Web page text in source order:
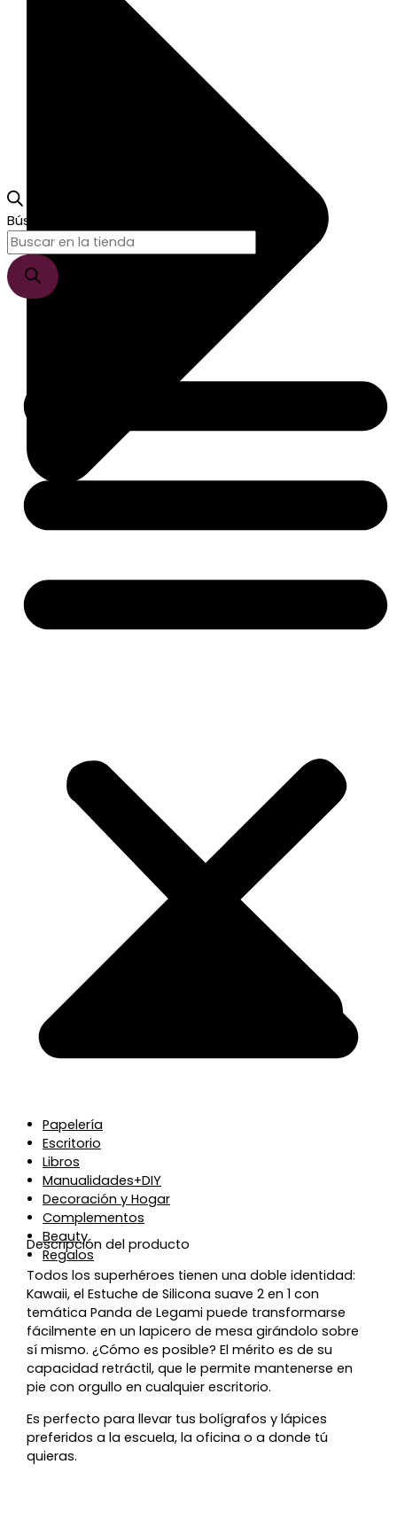
Búsqueda de productos
Papelería
Escritorio
Libros
Manualidades+DIY
Decoración y Hogar
Complementos
Beauty
Regalos
Descripción del producto
Todos los superhéroes tienen una doble identidad:
Kawaii, el Estuche de Silicona suave 2 en 1 con
temática Panda de Legami puede transformarse
fácilmente en un lapicero de mesa girándolo sobre
sí mismo. ¿Cómo es posible? El mérito es de su
capacidad retráctil, que le permite mantenerse en
pie con orgullo en cualquier escritorio.
Es perfecto para llevar tus bolígrafos y lápices
preferidos a la escuela, la oficina o a donde tú
quieras.